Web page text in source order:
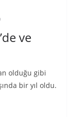
ve
olduğu gibi
bir yıl oldu.